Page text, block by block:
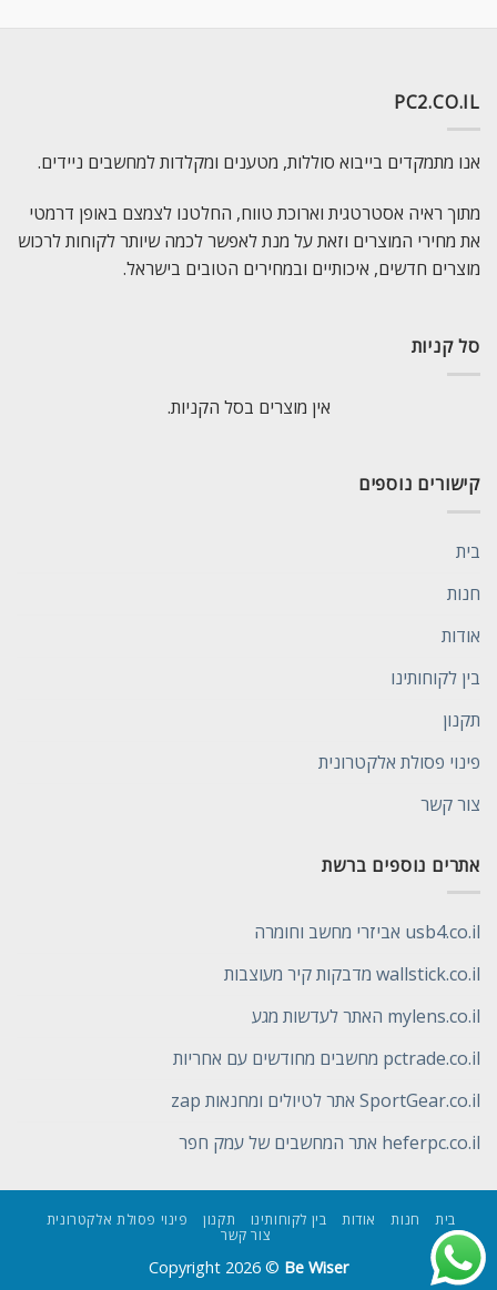
PC2.CO.IL
אנו מתמקדים בייבוא סוללות, מטענים ומקלדות למחשבים ניידים.
מתוך ראיה אסטרטגית וארוכת טווח, החלטנו לצמצם באופן דרמטי
את מחירי המוצרים וזאת על מנת לאפשר לכמה שיותר לקוחות לרכוש
מוצרים חדשים, איכותיים ובמחירים הטובים בישראל.
סל קניות
אין מוצרים בסל הקניות.
קישורים נוספים
בית
חנות
אודות
בין לקוחותינו
תקנון
פינוי פסולת אלקטרונית
צור קשר
אתרים נוספים ברשת
usb4.co.il אביזרי מחשב וחומרה
wallstick.co.il מדבקות קיר מעוצבות
mylens.co.il האתר לעדשות מגע
pctrade.co.il מחשבים מחודשים עם אחריות
SportGear.co.il אתר לטיולים ומחנאות zap
heferpc.co.il אתר המחשבים של עמק חפר
בית חנות אודות בין לקוחותינו תקנון
פינוי פסולת אלקטרונית
צור קשר
Copyright 2026 © Be Wiser